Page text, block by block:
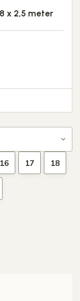
x 2,5 meter
16 17 18